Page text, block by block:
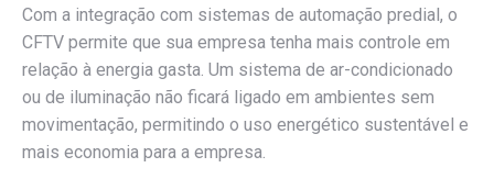
Com a integração com sistemas de automação predial, o
CFTV permite que sua empresa tenha mais controle em
relação à energia gasta. Um sistema de ar-condicionado
ou de iluminação não ficará ligado em ambientes sem
movimentação, permitindo o uso energético sustentável e
mais economia para a empresa.